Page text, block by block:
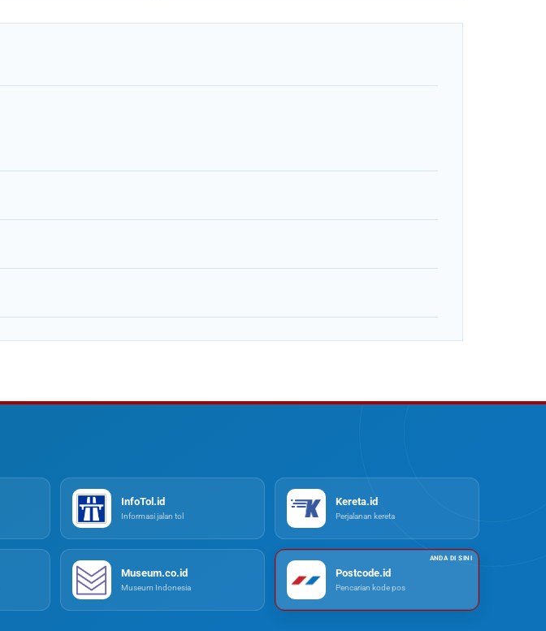
InfoTol.id
Informasi jalan tol
Kereta.id
Perjalanan kereta
Museum.co.id
Museum Indonesia
Postcode.id
Pencarian kode pos